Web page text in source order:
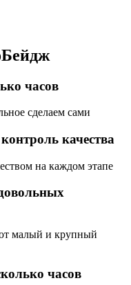
часов
сделаем сами
качества
на каждом этапе
малый и крупный
часов